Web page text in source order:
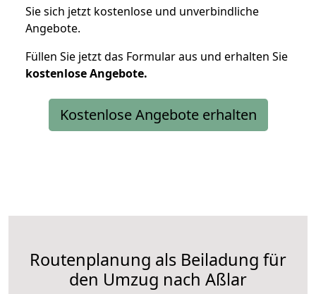
Sie sich jetzt kostenlose und unverbindliche
Angebote.
Füllen Sie jetzt das Formular aus und erhalten Sie
kostenloseAngebote.
Kostenlose Angebote erhalten
Routenplanung als Beiladung für
den Umzug nach Aßlar